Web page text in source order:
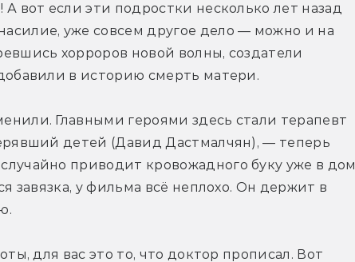
вот если эти подростки несколько лет назад
уже совсем другое дело — можно и на
хорроров новой волны, создатели
в историю смерть матери.
Главными героями здесь стали терапевт
детей (Давид Дастмалчян), — теперь
приводит кровожадного буку уже в дом
завязка, у фильма всё неплохо. Он держит в
для вас это то, что доктор прописал. Вот